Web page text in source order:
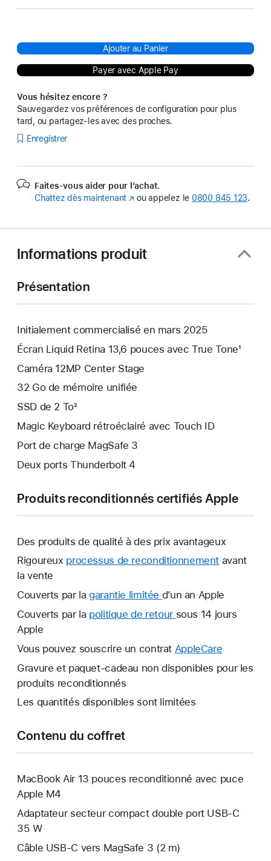
Ajouter au Panier
Payer avec Apple Pay
Vous hésitez encore ?
Sauvegardez vos préférences de configuration pour plus
tard, ou partagez-les avec des proches.
Enregistrer
Faites-vous aider pour l’achat.
Chattez dès maintenant (s’ouvre
ou appelez le 0800 845 123.
Informations produit
Présentation
Initialement commercialisé en mars 2025
Écran Liquid Retina 13,6 pouces avec True Tone¹
Caméra 12MP Center Stage
32 Go de mémoire unifiée
SSD de 2 To²
Magic Keyboard rétroéclairé avec Touch ID
Port de charge MagSafe 3
Deux ports Thunderbolt 4
Produits reconditionnés certifiés Apple
Des produits de qualité à des prix avantageux
Rigoureux processus de reconditionnement avant
la vente
Couverts par la garantie limitée Une
nouvelle
d’un an Apple
Couverts par la politique de retour Une
fenêtre
sous 14 jours
Apple
Vous pouvez souscrire un contrat AppleCare
nouvelle
Gravure et paquet-cadeau non disponibles pour les
produits reconditionnés
Les quantités disponibles sont limitées
Contenu du coffret
MacBook Air 13 pouces reconditionné avec puce
Apple M4
Adaptateur secteur compact double port USB-C
35 W
Câble USB-C vers MagSafe 3 (2 m)